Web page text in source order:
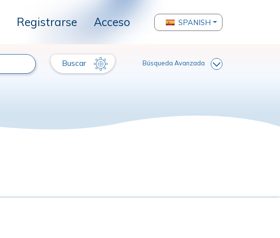
Registrarse Acceso SPANISH
Buscar Búsqueda Avanzada